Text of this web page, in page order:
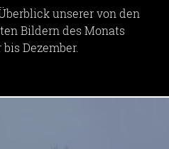
unserer von den
Bildern des Monats
Dezember.